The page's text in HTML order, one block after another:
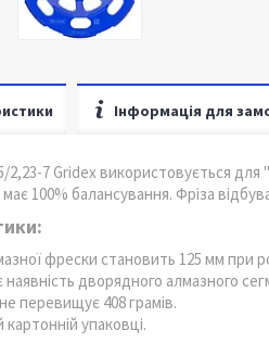
Інформація для
2,23-7 Gridex використовується
100% балансування. Фріза
фрески становить 125 мм при
дворядного алмазного
перевищує 408 грамів.
упаковці.